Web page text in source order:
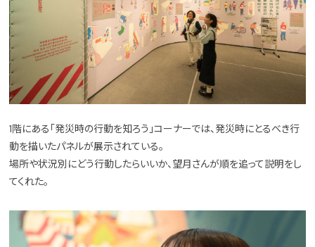
1階にある「発災時の行動を知ろう」コーナーでは、発災時にとるべき行
動を描いたパネルが展示されている。
場所や状況別にどう行動したらいいか、望月さんが順を追って説明をし
てくれた。